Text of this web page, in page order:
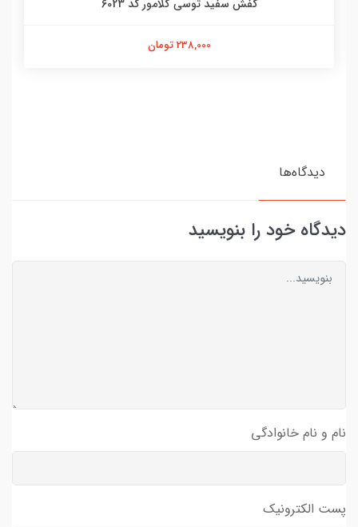
کفش سفید توسی گلامور کد 6023
238,000 تومان
دیدگاه‌ها
دیدگاه خود را بنویسید
نام و نام خانوادگی
پست الکترونیک